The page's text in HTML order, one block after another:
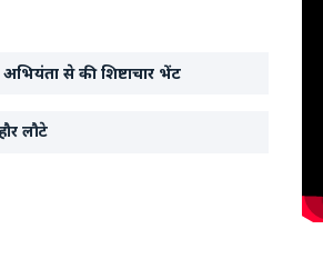
से की शिष्टाचार भेंट
के जबड़े की हड्डी
लौटे